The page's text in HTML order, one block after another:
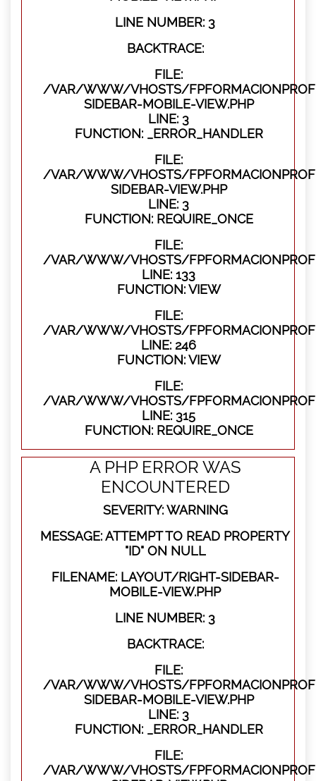
LINE NUMBER: 3
BACKTRACE:
FILE:
/VAR/WWW/VHOSTS/
SIDEBAR-MOBILE-VIEW.PHP
LINE: 3
FUNCTION: _ERROR_HANDLER
FILE:
/VAR/WWW/VHOSTS/
SIDEBAR-VIEW.PHP
LINE: 3
FUNCTION: REQUIRE_ONCE
FILE:
/VAR/WWW/VHOSTS/
LINE: 133
FUNCTION: VIEW
FILE:
/VAR/WWW/VHOSTS/
LINE: 246
FUNCTION: VIEW
FILE:
/VAR/WWW/VHOSTS/
LINE: 315
FUNCTION: REQUIRE_ONCE
A PHP ERROR WAS
ENCOUNTERED
SEVERITY: WARNING
MESSAGE: ATTEMPT TO READ PROPERTY
"ID" ON NULL
FILENAME: LAYOUT/RIGHT-SIDEBAR-
MOBILE-VIEW.PHP
LINE NUMBER: 3
BACKTRACE:
FILE:
/VAR/WWW/VHOSTS/
SIDEBAR-MOBILE-VIEW.PHP
LINE: 3
FUNCTION: _ERROR_HANDLER
FILE:
/VAR/WWW/VHOSTS/